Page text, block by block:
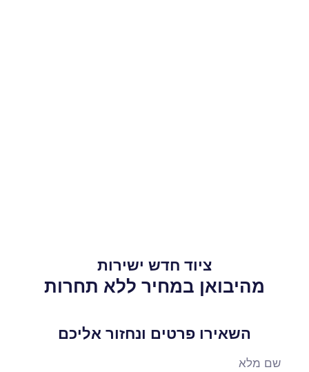
ציוד חדש ישירות
מהיבואן במחיר ללא תחרות
השאירו פרטים ונחזור אליכם